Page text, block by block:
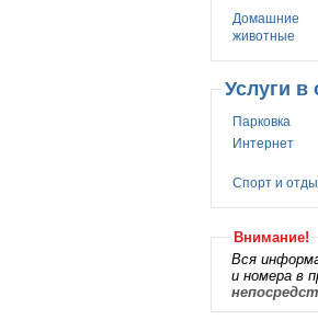
Домашние
животные
Услуги в
Парковка
Интернет
Спорт и
Внимание!
Вся
и номера в